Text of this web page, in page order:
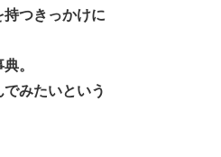
持つきっかけに
。
みたいという